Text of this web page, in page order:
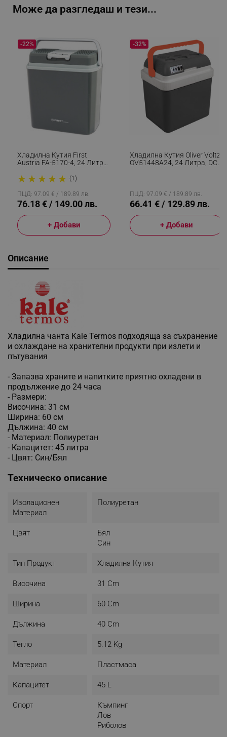
Може да разгледаш и тези...
Хладилна Кутия First
Austria FA-5170-4, 24 Литра,
И Затопляне, A+++, Сив
★ ★ ★ ★ ★ (1)
-22%
ПЦД: 97.09 € / 189.89 лв.
76.18 € / 149.00 лв.
+ Добави
Хладилна Кутия Oliver Voltz
OV51448A24, 24 Литра, DC
-32%
ПЦД: 97.09 € / 189.89 лв.
66.41 € / 129.89 лв.
+ Добави
Описание
Хладилна чанта Kale Termos подходяща за съхранение
и охлаждане на хранителни продукти при излети и
пътувания
- Запазва храните и напитките приятно охладени в
продължение до 24 часа
- Размери:
Височина: 31 см
Ширина: 60 см
Дължина: 40 см
- Материал: Полиуретан
- Капацитет: 45 литра
- Цвят: Син/Бял
Техническо описание
Изолационен
Материал
Полиуретан
Цвят
Бял
Син
Тип Продукт Хладилна Кутия
Височина 31 Cm
Ширина 60 Cm
Дължина 40 Cm
Тегло 5.12 Kg
Материал Пластмаса
Капацитет 45 L
Спорт
Къмпинг
Лов
Риболов